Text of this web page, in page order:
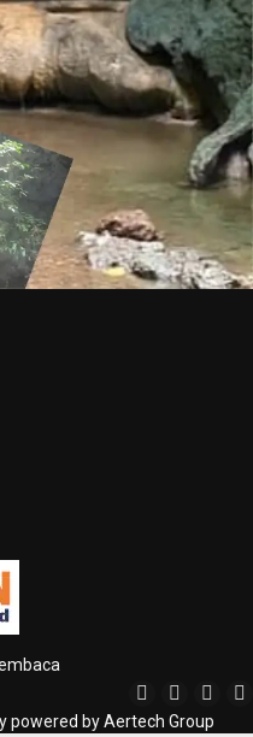
powered by Aertech Group